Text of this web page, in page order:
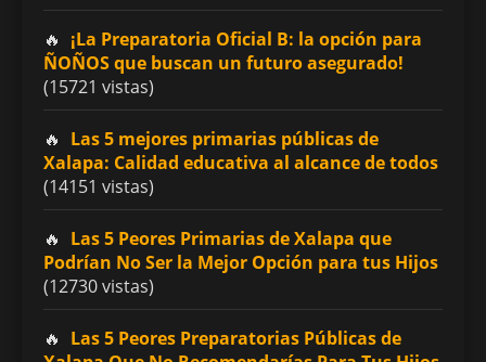
¡La Preparatoria Oficial B: la opción para
ÑOÑOS que buscan un futuro asegurado!
(15721 vistas)
Las 5 mejores primarias públicas de
Xalapa: Calidad educativa al alcance de todos
(14151 vistas)
Las 5 Peores Primarias de Xalapa que
Podrían No Ser la Mejor Opción para tus Hijos
(12730 vistas)
Las 5 Peores Preparatorias Públicas de